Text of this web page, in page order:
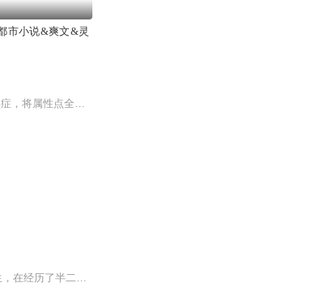
市小说&爽文&灵
一觉醒来，我成了异界最狂野的移动堡垒。当那些穿越者都在卷攻击力时，唯独我这个重度疼痛恐惧症，将属性点全砸在护甲上。在灭世岩浆里泡澡疗愈，把上古禁咒当白噪音，开着钢铁巨兽碾压仙门，还收了只灭世凶兽当坐骑。那群活了万年的老怪物们天天凑头嘀咕...
日更5集，不定期爆更！订阅可以收到更新提醒哦~ 【内容简介】 从鼠标键盘的主流到VR眼镜的诞生，在经历了半二次元化的变迁后，一款前所未有的游戏发布了。new era中文译名‘新纪元’，号称游戏由全世界最高级智能AI来在线处理所有游戏内的所有问题，完全...